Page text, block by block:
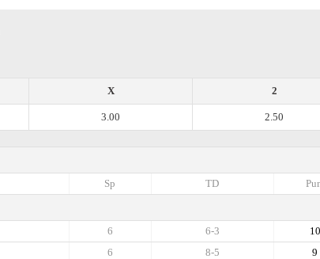
2
X
2.50
3.00
TD
Sp
10
6-3
6
9
8-5
6